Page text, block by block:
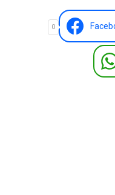
0